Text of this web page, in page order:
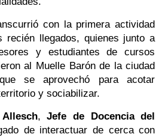
con la primera actividad
recién llegados, quienes junto a
y estudiantes de cursos
al Muelle Barón de la ciudad
se aprovechó para acotar
y sociabilizar.
,Jefe de Docencia del
de interactuar de cerca con